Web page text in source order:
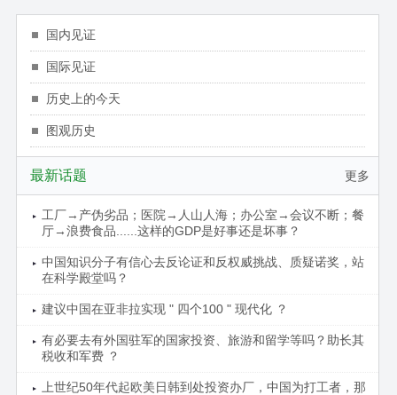
国内见证
国际见证
历史上的今天
图观历史
更多
最新话题
工厂→产伪劣品；医院→人山人海；办公室→会议不断；餐
厅→浪费食品......这样的GDP是好事还是坏事？
中国知识分子有信心去反论证和反权威挑战、质疑诺奖，站
在科学殿堂吗？
建议中国在亚非拉实现 " 四个100 " 现代化 ？
有必要去有外国驻军的国家投资、旅游和留学等吗？助长其
税收和军费 ？
上世纪50年代起欧美日韩到处投资办厂，中国为打工者，那